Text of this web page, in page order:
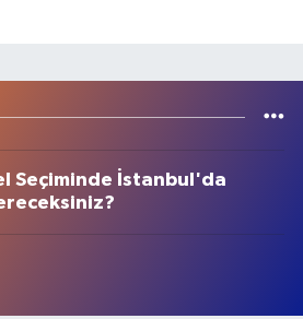
Seçiminde İstanbul'da